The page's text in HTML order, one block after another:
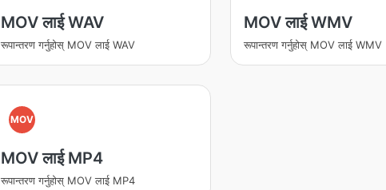
MOV लाई WAV
रूपान्तरण गर्नुहोस् MOV लाई WAV
MOV लाई WMV
रूपान्तरण गर्नुहोस् MOV लाई WMV
MOV
MOV लाई MP4
रूपान्तरण गर्नुहोस् MOV लाई MP4